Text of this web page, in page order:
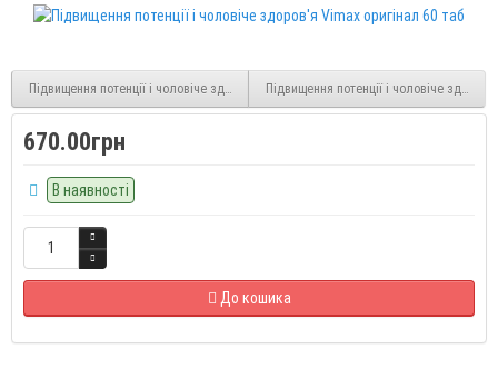
Підвищення потенції і чоловіче здоров'я Vigrx Plus 60 таблеток
Підвищення потенції і чоловіче
670.00грн
В наявності
До кошика